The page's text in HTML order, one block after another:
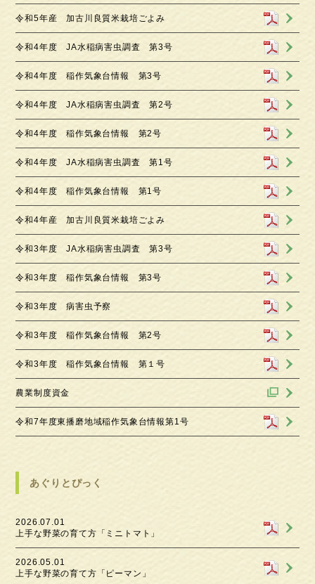
令和5年産 加古川良質⽶栽培ごよみ
令和4年度 JA水稲病害虫調査 第3号
令和4年度 稲作気象台情報 第3号
令和4年度 JA水稲病害虫調査 第2号
令和4年度 稲作気象台情報 第2号
令和4年度 JA水稲病害虫調査 第1号
令和4年度 稲作気象台情報 第1号
令和4年産 加古川良質米栽培ごよみ
令和3年度 JA水稲病害虫調査 第3号
令和3年度 稲作気象台情報 第3号
令和3年度 病害虫予察
令和3年度 稲作気象台情報 第2号
令和3年度 稲作気象台情報 第１号
農業制度資金
令和7年度東播磨地域稲作気象台情報第1号
あぐりとぴっく
2026.07.01
上手な野菜の育て方「ミニトマト」
2026.05.01
上手な野菜の育て方「ピーマン」